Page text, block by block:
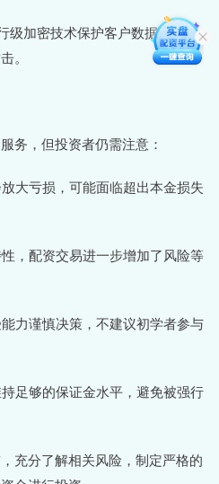
级加密技术保护客户数据和交易
。
务，但投资者仍需注意：
大亏损，可能面临超出本金损失
，配资交易进一步增加了风险等
力谨慎决策，不建议初学者参与
足够的保证金水平，避免被强行
充分了解相关风险，制定严格的